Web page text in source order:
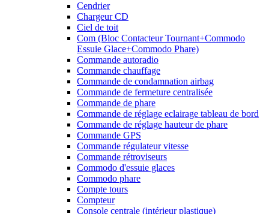
Cendrier
Chargeur CD
Ciel de toit
Com (Bloc Contacteur Tournant+Commodo
Essuie Glace+Commodo Phare)
Commande autoradio
Commande chauffage
Commande de condamnation airbag
Commande de fermeture centralisée
Commande de phare
Commande de réglage eclairage tableau de bord
Commande de réglage hauteur de phare
Commande GPS
Commande régulateur vitesse
Commande rétroviseurs
Commodo d'essuie glaces
Commodo phare
Compte tours
Compteur
Console centrale (intérieur plastique)